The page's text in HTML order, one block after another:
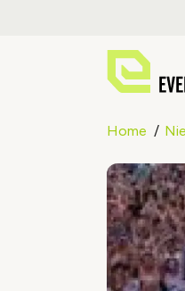
Home